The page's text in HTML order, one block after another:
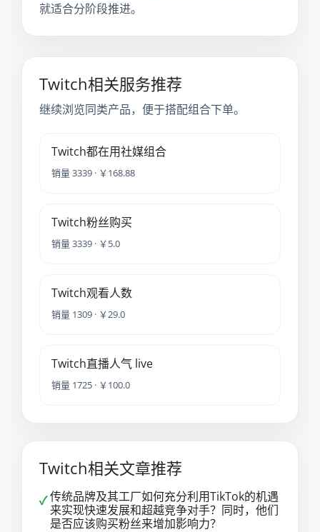
就适合分阶段推进。
Twitch相关服务推荐
继续浏览同类产品，便于搭配组合下单。
Twitch都在用社媒组合
销量 3339 · ￥168.88
Twitch粉丝购买
销量 3339 · ￥5.0
Twitch观看人数
销量 1309 · ￥29.0
Twitch直播人气 live
销量 1725 · ￥100.0
Twitch相关文章推荐
✓传统品牌及其工厂如何充分利用TikTok的机遇
来实现快速发展和超越竞争对手？同时，他们
是否应该购买粉丝来增加影响力？